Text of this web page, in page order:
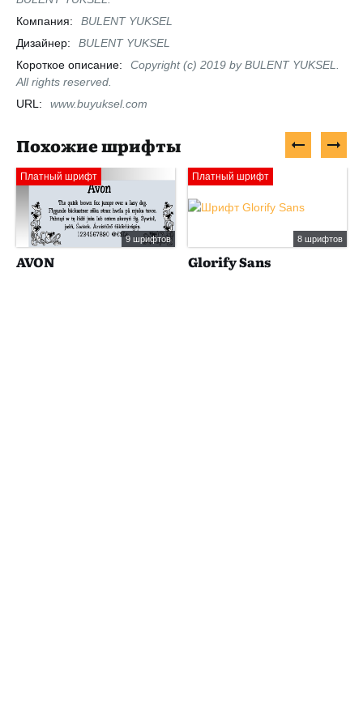
Компания:
BULENT YUKSEL
Дизайнер:
BULENT YUKSEL
Короткое описание:
Copyright (c) 2019 by BULENT YUKSEL.
All rights reserved.
URL:
www.buyuksel.com
Похожие шрифты
Платный шрифт
9 шрифтов
AVON
Платный шрифт
8 шрифтов
Glorify Sans